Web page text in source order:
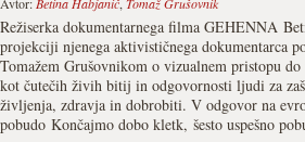
Režiserka dokumentarnega filma GEHENNA
projekciji njenega aktivističnega dokumentarca
Tomažem Grušovnikom o vizualnem pristopu
kot čutečih živih bitij in odgovornosti ljudi za
življenja, zdravja in dobrobiti. V odgovor na
pobudo Končajmo dobo kletk, šesto uspešno